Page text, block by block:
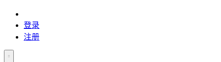
登录
注册